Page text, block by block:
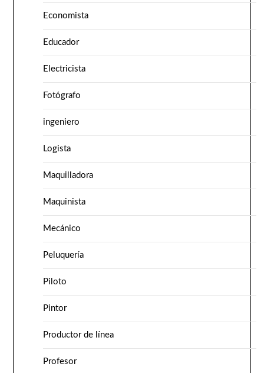
Economista
Educador
Electricista
Fotógrafo
ingeniero
Logista
Maquilladora
Maquinista
Mecánico
Peluquería
Piloto
Pintor
Productor de línea
Profesor